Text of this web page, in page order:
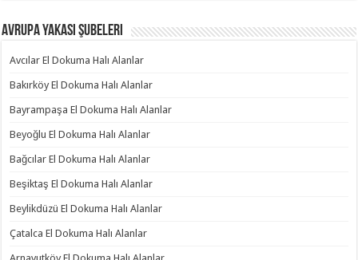
Avrupa Yakası Şubeleri
Avcılar El Dokuma Halı Alanlar
Bakırköy El Dokuma Halı Alanlar
Bayrampaşa El Dokuma Halı Alanlar
Beyoğlu El Dokuma Halı Alanlar
Bağcılar El Dokuma Halı Alanlar
Beşiktaş El Dokuma Halı Alanlar
Beylikdüzü El Dokuma Halı Alanlar
Çatalca El Dokuma Halı Alanlar